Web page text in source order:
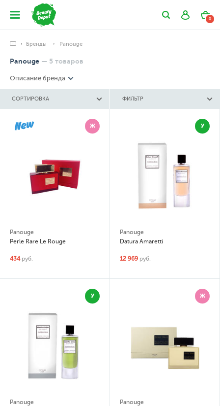
0
Бренды Panouge
Panouge — 5 товаров
Описание бренда
СОРТИРОВКА ФИЛЬТР
Ж
Panouge
Perle Rare Le Rouge
434 руб.
У
Panouge
Datura Amaretti
12 969 руб.
У
Panouge
Ж
Panouge